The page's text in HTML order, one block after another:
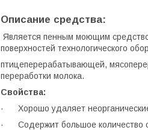
Описание средства:
Является пенным моющим
поверхностей технологического
птицеперерабатывающей,
переработки молока.
Свойства:
· Хорошо удаляет
· Содержит большое количество